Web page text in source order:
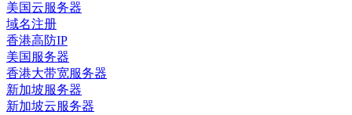
美国云服务器
域名注册
香港高防IP
美国服务器
香港大带宽服务器
新加坡服务器
新加坡云服务器